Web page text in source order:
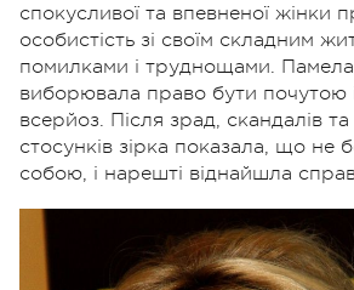
спокусливої та впевненої жінки
особистість зі своїм складним
помилками і труднощами.
виборювала право бути почутою
всерйоз. Після зрад, скандалів
стосунків зірка показала, що не
собою, і нарешті віднайшла